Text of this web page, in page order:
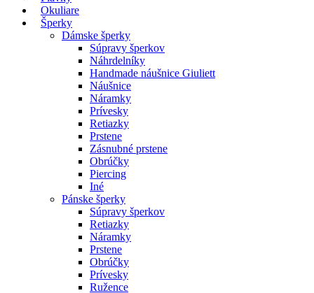
Okuliare
Šperky
Dámske šperky
Súpravy šperkov
Náhrdelníky
Handmade náušnice Giuliett
Náušnice
Náramky
Prívesky
Retiazky
Prstene
Zásnubné prstene
Obrúčky
Piercing
Iné
Pánske šperky
Súpravy šperkov
Retiazky
Náramky
Prstene
Obrúčky
Prívesky
Ružence